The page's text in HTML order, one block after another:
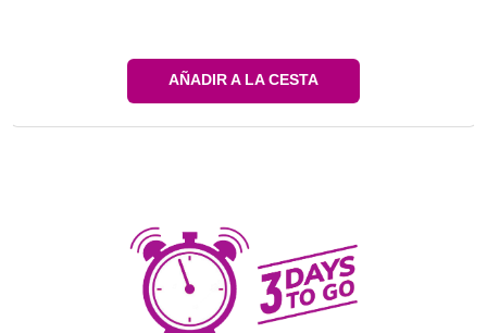
AÑADIR A LA CESTA